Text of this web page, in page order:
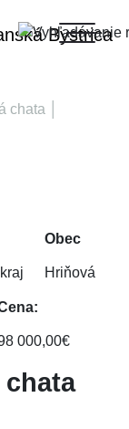
chata │
Obec
Hriňová
000,00€
chata